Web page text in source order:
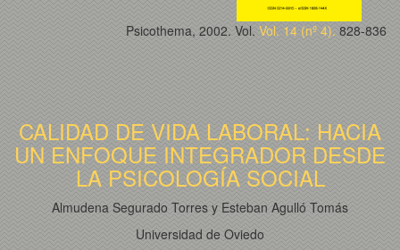
Psicothema, 2002. Vol. Vol. 14 (nº 4). 828-836
CALIDAD DE VIDA LABORAL: HACIA
UN ENFOQUE INTEGRADOR DESDE
LA PSICOLOGÍA SOCIAL
Almudena Segurado Torres y Esteban Agulló Tomás
Universidad de Oviedo